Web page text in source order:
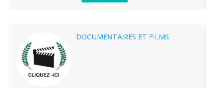
DOCUMENTAIRES ET FILMS